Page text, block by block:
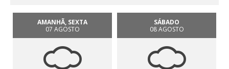
AMANHÃ, SEXTA
07 AGOSTO
SÁBADO
08 AGOSTO